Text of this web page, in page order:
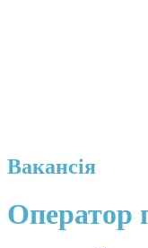
Вакансія
Оператор